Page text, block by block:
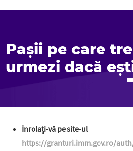
Pașii pe care
urmezi dacă
Înrolaţi-vă pe site-ul
https://granturi.imm.gov.ro/